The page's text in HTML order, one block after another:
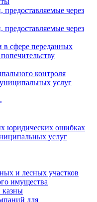
через
через
в сфере переданных
контроля
услуг
юридических ошибках
услуг
и лесных участков
имущества
казны
для